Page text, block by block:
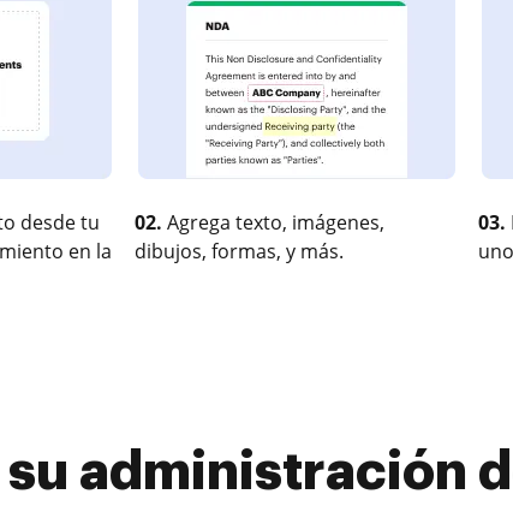
desde tu
en la
02. Agrega texto, imágenes,
dibujos, formas, y más.
03.
su administración